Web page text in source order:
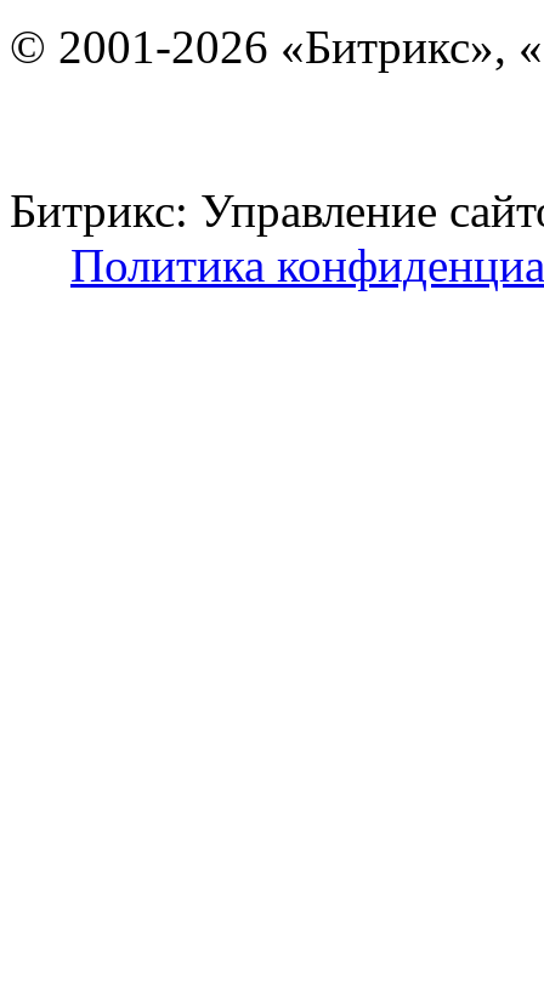
© 2001-2026 «Битрикс»,
Битрикс: Управление
Политика